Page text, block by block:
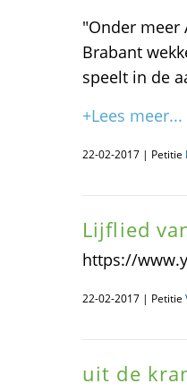
"Onder meer
Brabant
speelt in de
+Lees meer...
22-02-2017 | Petitie
Lijflied
https://
22-02-2017 | Petitie
uit de